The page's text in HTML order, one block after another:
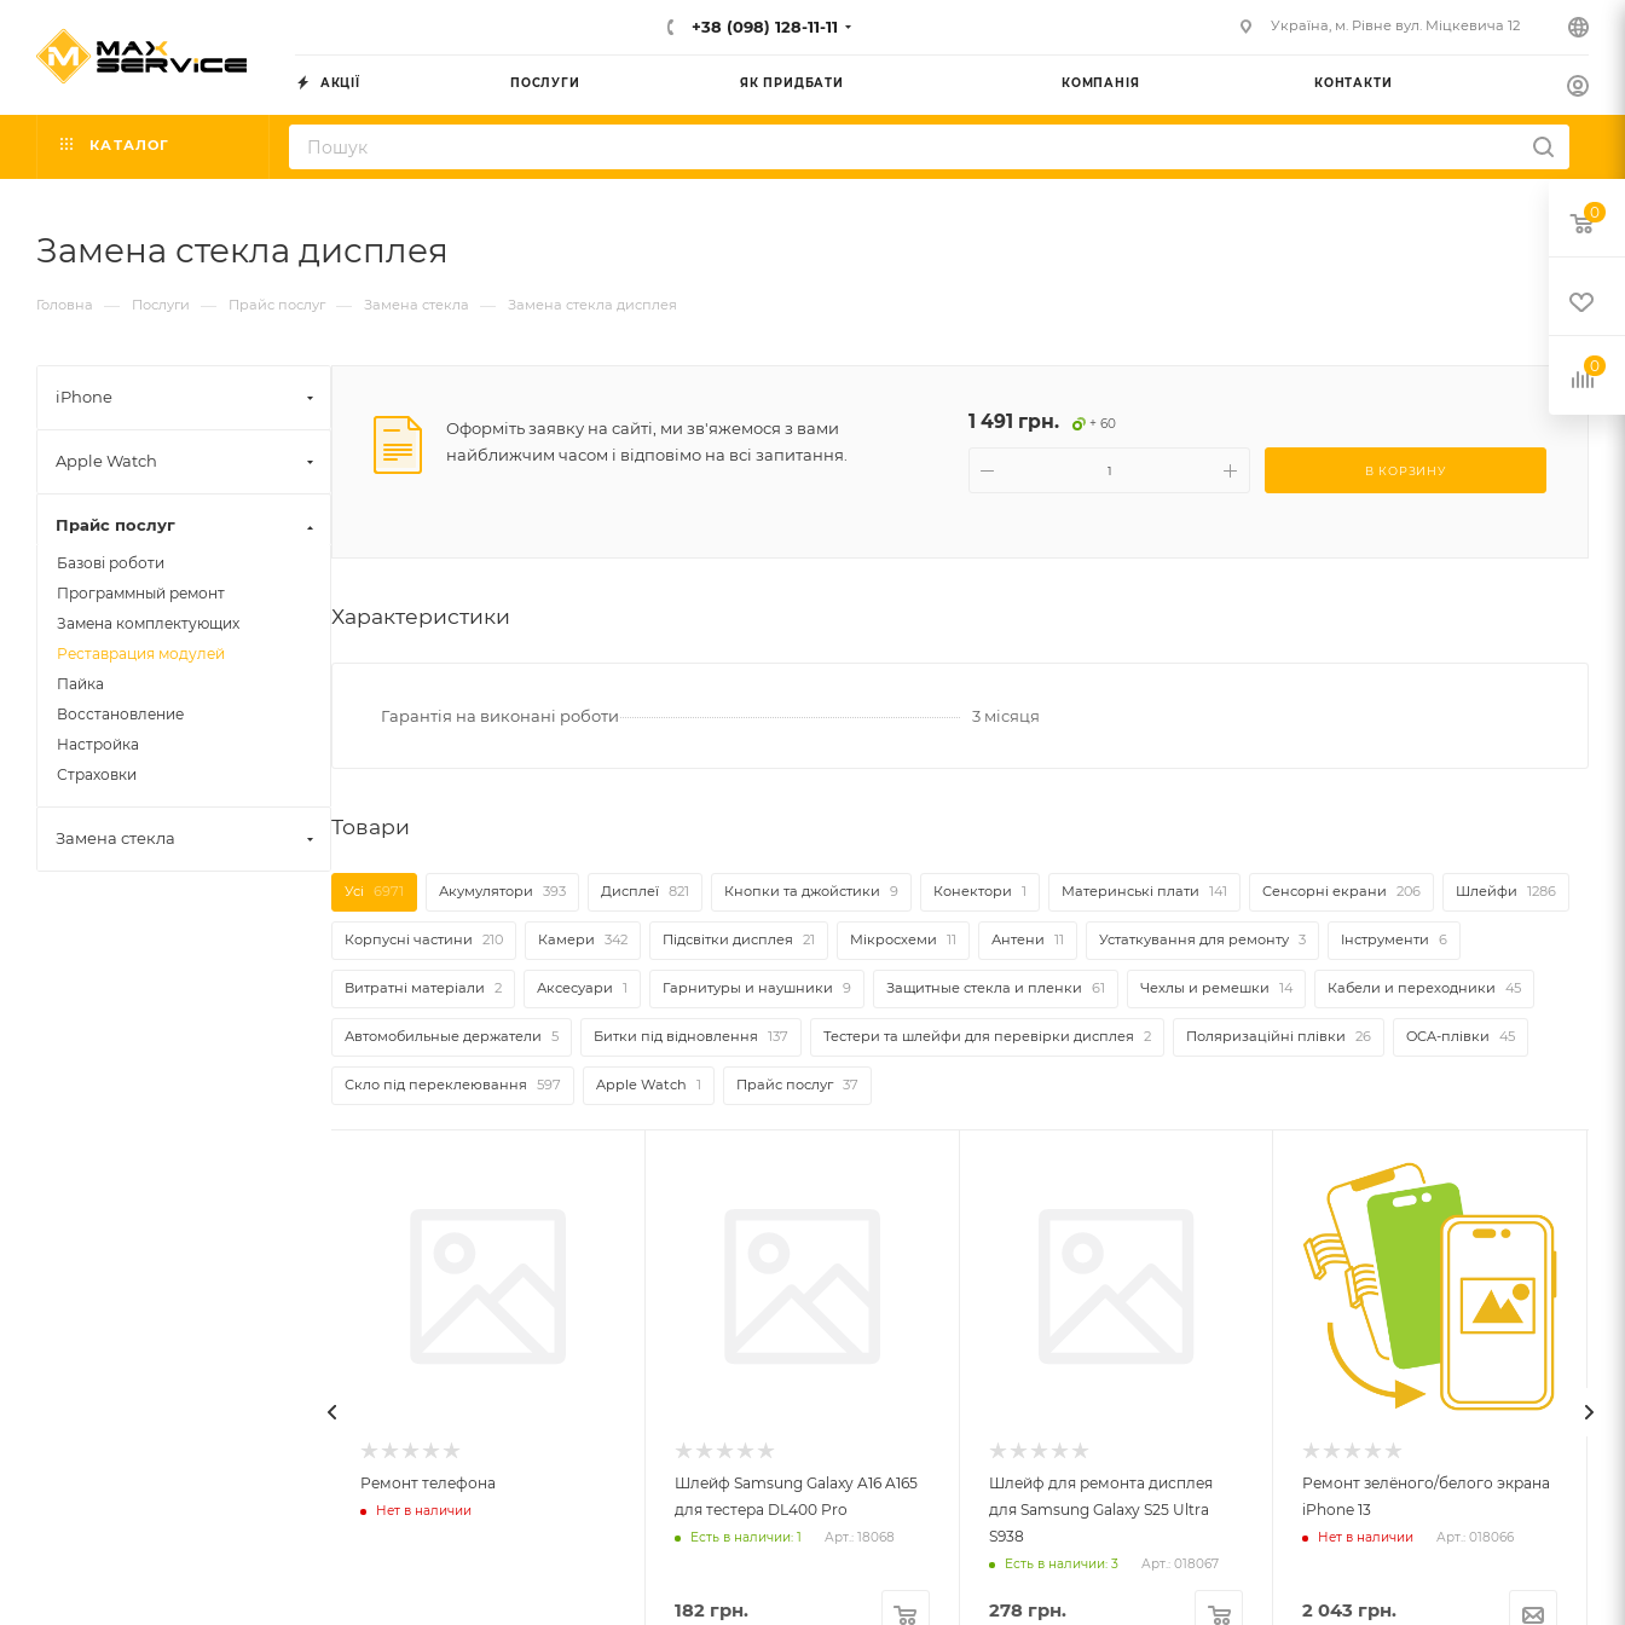
+38 (098) 128-11-11 Українa, м. Рівне вул. Міцкевича 12
АКЦІЇ ПОСЛУГИ ЯК ПРИДБАТИ КОМПАНІЯ КОНТАКТИ
КАТАЛОГ
Замена стекла дисплея
Головна — Послуги — Прайс послуг — Замена стекла — Замена стекла дисплея
Оформіть заявку на сайті, ми зв'яжемося з вами
найближчим часом і відповімо на всі запитання.
1 491 грн. + 60
В КОРЗИНУ
Характеристики
Гарантія на виконані роботи 3 місяця
Товари
Усі 6971 Акумулятори 393 Дисплеї 821 Кнопки та джойстики 9 Конектори 1 Материнські плати 141 Сенсорні екрани 206 Шлейфи 1286
Корпусні частини 210 Камери 342 Підсвітки дисплея 21 Мікросхеми 11 Антени 11 Устаткування для ремонту 3 Інструменти 6
Витратні матеріали 2 Аксесуари 1 Гарнитуры и наушники 9 Защитные стекла и пленки 61 Чехлы и ремешки 14 Кабели и переходники 45
Автомобильные держатели 5 Битки під відновлення 137 Тестери та шлейфи для перевірки дисплея 2 Поляризаційні плівки 26 OCA-плівки 45
Скло під переклеювання 597 Apple Watch 1 Прайс послуг 37
Ремонт телефона
Нет в наличии
Шлейф Samsung Galaxy A16 A165
для тестера DL400 Pro
Есть в наличии: 1 Арт.: 18068
182грн.
Шлейф для ремонта дисплея
для Samsung Galaxy S25 Ultra
S938
Есть в наличии: 3 Арт.: 018067
278 грн.
Ремонт зелёного/белого экрана
iPhone 13
Нет в наличии Арт.: 018066
2 043 грн.
iPhone
Apple Watch
Прайс послуг
Базові роботи
Программный ремонт
Замена комплектующих
Реставрация модулей
Пайка
Восстановление
Настройка
Страховки
Замена стекла
0
0